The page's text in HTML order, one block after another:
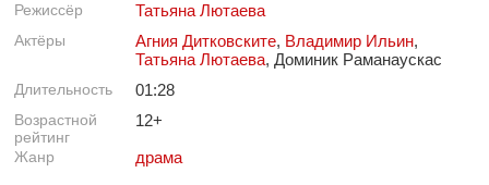
Режиссёр Татьяна Лютаева
Актёры Агния Дитковските, Владимир Ильин,
Татьяна Лютаева, Доминик Раманаускас
Длительность 01:28
Возрастной
рейтинг
12+
Жанр драма